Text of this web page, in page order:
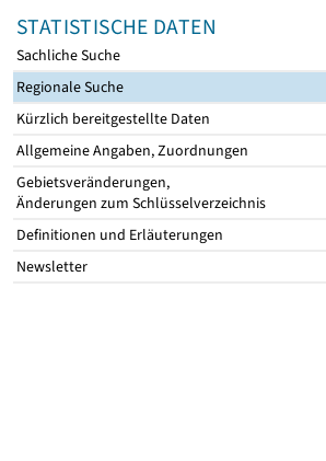
STATISTISCHE DATEN
Sachliche Suche
Regionale Suche
Kürzlich bereitgestellte Daten
Allgemeine Angaben, Zuordnungen
Gebietsveränderungen,
Änderungen zum Schlüsselverzeichnis
Definitionen und Erläuterungen
Newsletter